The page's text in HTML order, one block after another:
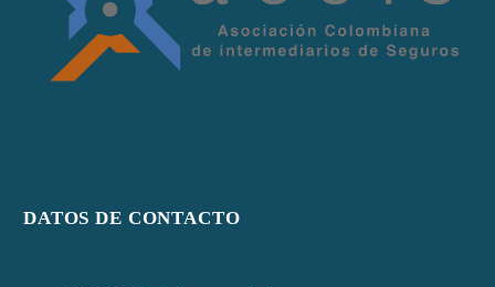
DATOS DE CONTACTO